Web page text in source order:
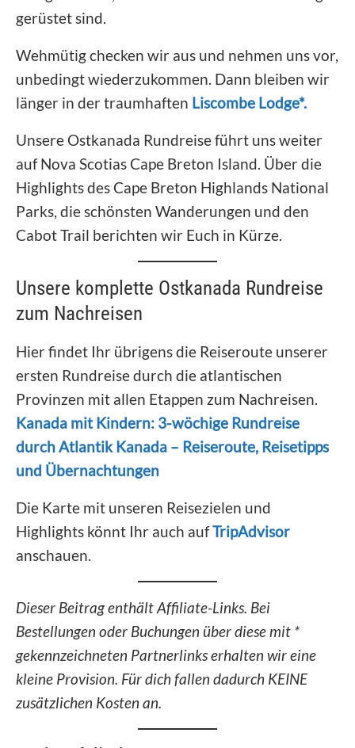
gerüstet sind.
Wehmütig checken wir aus und nehmen uns vor,
unbedingt wiederzukommen. Dann bleiben wir
länger in der traumhaften Liscombe Lodge*.
Unsere Ostkanada Rundreise führt uns weiter
auf Nova Scotias Cape Breton Island. Über die
Highlights des Cape Breton Highlands National
Parks, die schönsten Wanderungen und den
Cabot Trail berichten wir Euch in Kürze.
Unsere komplette Ostkanada Rundreise
zum Nachreisen
Hier findet Ihr übrigens die Reiseroute unserer
ersten Rundreise durch die atlantischen
Provinzen mit allen Etappen zum Nachreisen.
Kanada mit Kindern: 3-wöchige Rundreise
durch Atlantik Kanada – Reiseroute, Reisetipps
und Übernachtungen
Die Karte mit unseren Reisezielen und
Highlights könnt Ihr auch aufTripAdvisor
anschauen.
Dieser Beitrag enthält Affiliate-Links. Bei
Bestellungen oder Buchungen über diese mit *
gekennzeichneten Partnerlinks erhalten wir eine
kleine Provision. Für dich fallen dadurch KEINE
zusätzlichen Kosten an.